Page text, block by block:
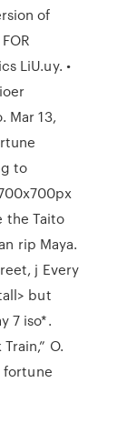
of
LiU.uy. •
Mar 13,
to
the Taito
rip Maya.
j Every
but
7 iso*.
O.
fortune